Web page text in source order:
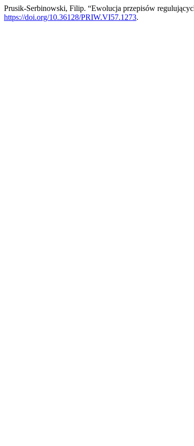
Prusik-Serbinowski, Filip. “Ewolucja przepisów
https://doi.org/10.36128/PRIW.VI57.1273.